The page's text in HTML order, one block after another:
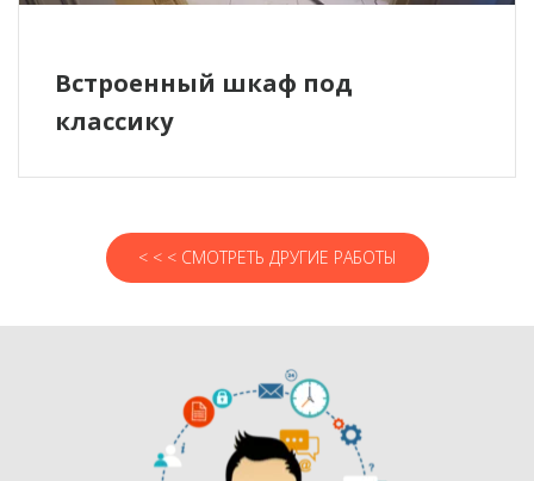
Встроенный шкаф под
классику
< < < СМОТРЕТЬ ДРУГИЕ РАБОТЫ